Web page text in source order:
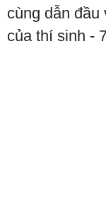
cùng dẫn đầu
của thí sinh -